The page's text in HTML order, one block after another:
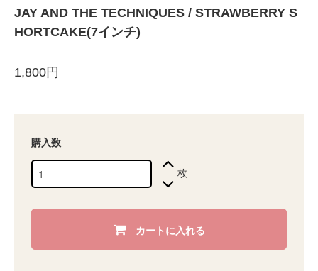
JAY AND THE TECHNIQUES / STRAWBERRY S
HORTCAKE(7インチ)
1,800円
購入数
枚
カートに入れる